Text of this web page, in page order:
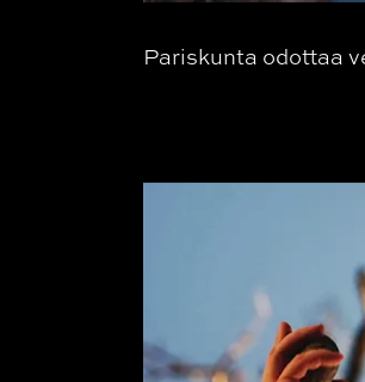
Pariskunta odottaa